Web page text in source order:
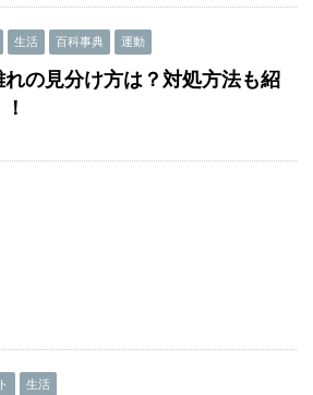
生活 百科事典 運動
れの見分け方は？対処方法も紹
生活